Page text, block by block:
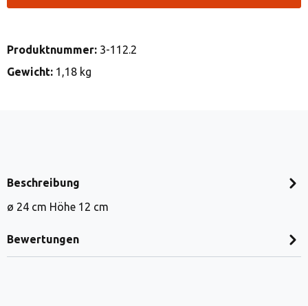
Produktnummer: 3-112.2
Gewicht: 1,18 kg
Beschreibung
ø 24 cm Höhe 12 cm
Bewertungen